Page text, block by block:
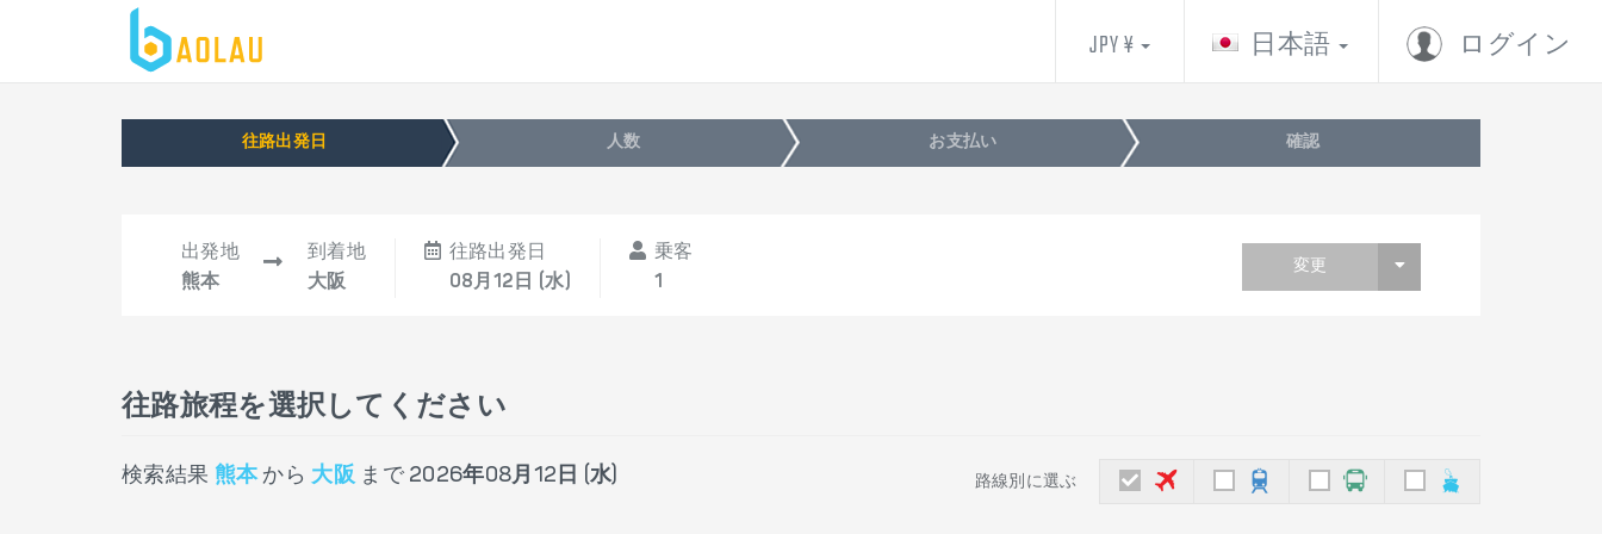
ログイン
日本語
JPY ¥
往路出発日 人数 お支払い 確認
出発地
熊本
到着地
大阪
往路出発日
08月12日 (水)
乗客
1
変更
往路旅程を選択してください
検索結果 熊本から大阪まで 2026年08月12日 (水) 路線別に選ぶ